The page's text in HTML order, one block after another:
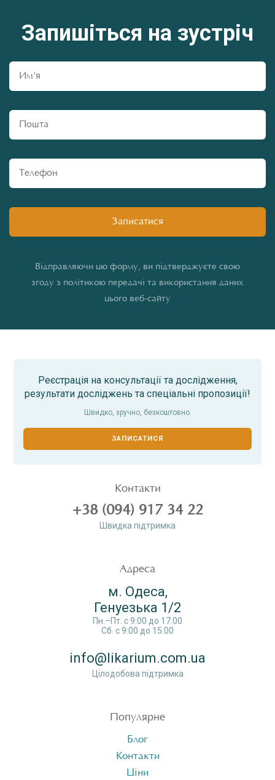
Запишіться на зустріч
Відправляючи цю форму, ви підтверджуєте свою
згоду з політикою передачі та використання даних
цього веб-сайту
Реєстрація на консультації та дослідження,
результати досліджень та спеціальні пропозиції!
Швидко, зручно, безкоштовно.
ЗАПИСАТИСЯ
Контакти
+38 (094) 917 34 22
Швидка пiдтримка
Адреса
м. Одеса,
Генуезька 1/2
Пн.–Пт. c 9:00 до 17:00
Сб. c 9:00 до 15:00
info@likarium.com.ua
Цілодобова підтримка
Популярне
Блог
Контакти
Ціни